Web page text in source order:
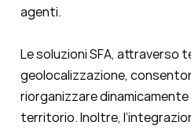
agenti.
Le soluzioni SFA, attraverso
geolocalizzazione,
riorganizzare dinamicamente
territorio. Inoltre,